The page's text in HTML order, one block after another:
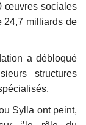
œuvres sociales
24,7 milliards de
a débloqué
structures
Sylla ont peint,